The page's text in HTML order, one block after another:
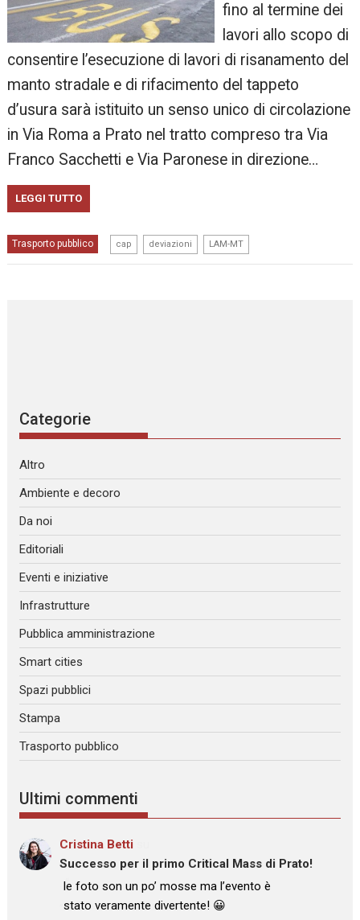
fino al termine dei
lavori allo scopo di
consentire l’esecuzione di lavori di risanamento del
manto stradale e di rifacimento del tappeto
d’usura sarà istituito un senso unico di circolazione
in Via Roma a Prato nel tratto compreso tra Via
Franco Sacchetti e Via Paronese in direzione…
LEGGI TUTTO
Trasporto pubblico cap deviazioni LAM-MT
Categorie
Altro
Ambiente e decoro
Da noi
Editoriali
Eventi e iniziative
Infrastrutture
Pubblica amministrazione
Smart cities
Spazi pubblici
Stampa
Trasporto pubblico
Ultimi commenti
Cristina Betti
Successo per il primo Critical Mass di Prato!
: “
le foto son un po’ mosse ma l’evento è
stato veramente divertente! 😀
”